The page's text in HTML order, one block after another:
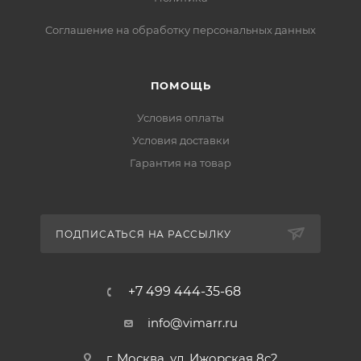
Соглашение на обработку персональных данных
ПОМОЩЬ
Условия оплаты
Условия доставки
Гарантия на товар
ПОДПИСАТЬСЯ НА РАССЫЛКУ
+7 499 444-35-68
info@vimarr.ru